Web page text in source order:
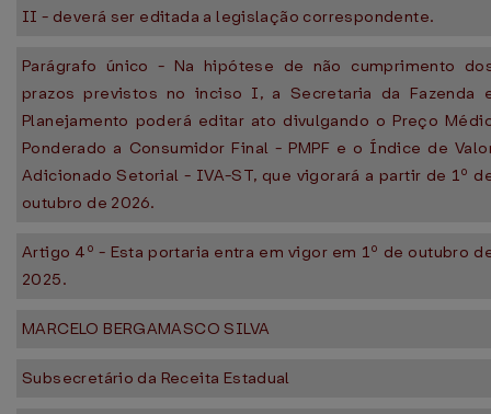
II - deverá ser editada a legislação correspondente.
Parágrafo único - Na hipótese de não cumprimento
prazos previstos no inciso I, a Secretaria da Fazenda
Planejamento poderá editar ato divulgando o Preço
Ponderado a Consumidor Final - PMPF e o Índice de
Adicionado Setorial - IVA-ST, que vigorará a partir de 1º
outubro de 2026.​
Artigo 4º - Esta portaria entra em vigor em 1º de outubro
2025.
MARCELO BERGAMASCO SILVA
Subsecretário da Receita Estadual